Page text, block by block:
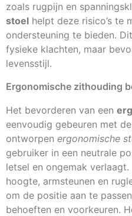
zoals rugpijn en
stoel helpt deze risico’s te
ondersteuning te bieden.
fysieke klachten, maar
levensstijl.
Ergonomische zithouding
Het bevorderen van een
eenvoudig gebeuren met
ontworpen ergonomische
gebruiker in een neutrale
letsel en ongemak
hoogte, armsteunen en
om de positie aan te
behoeften en voorkeuren.